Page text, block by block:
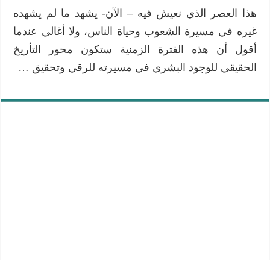
هذا العصر الذي نعيش فيه – الآن- يشهد ما لم يشهده
غيره في مسيرة الشعوب وحياة الناس، ولا أغالي عندما
أقول أن هذه الفترة الزمنية ستكون محور التأريخ
الحقيقي للوجود البشري في مسيرته للرقي وتحقيق …